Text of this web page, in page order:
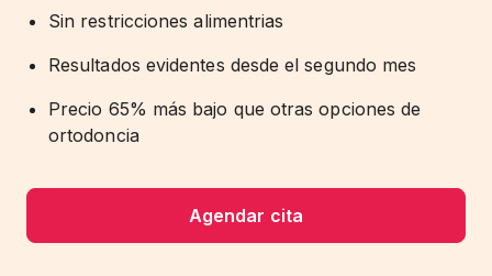
Sin restricciones alimentrias
Resultados evidentes desde el segundo mes
Precio 65% más bajo que otras opciones de
ortodoncia
Agendar cita